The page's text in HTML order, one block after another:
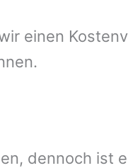
einen
dennoch ist